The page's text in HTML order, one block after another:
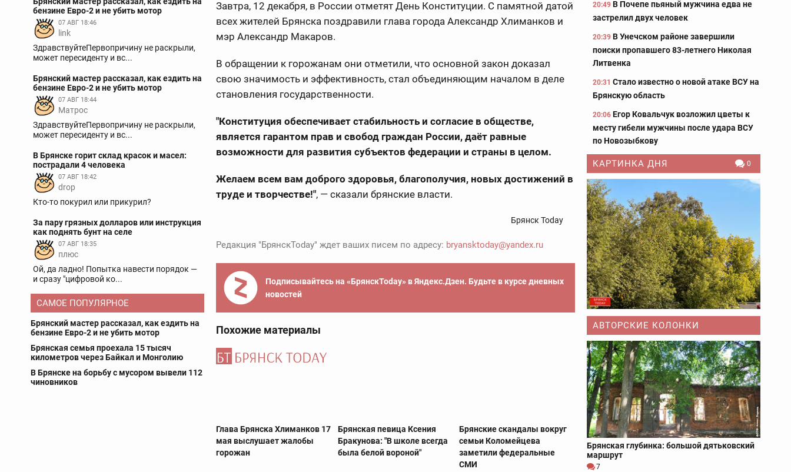
бензине Евро-2 и не убить мотор
07 АВГ 18:46
link
ЗдравствуйтеПервопричину не раскрыли,
может пересиденту и вс...
Брянский мастер рассказал, как ездить на
бензине Евро-2 и не убить мотор
07 АВГ 18:44
Матрос
ЗдравствуйтеПервопричину не раскрыли,
может пересиденту и вс...
В Брянске горит склад красок и масел:
пострадали 4 человека
07 АВГ 18:42
drop
Кто-то покурил или прикурил?
За пару грязных долларов или инструкция
как поднять бунт на селе
07 АВГ 18:35
плюс
Ой, да ладно! Попытка навести порядок —
и сразу "цифровой ко...
САМОЕ ПОПУЛЯРНОЕ
Брянский мастер рассказал, как ездить на
бензине Евро-2 и не убить мотор
Брянская семья проехала 15 тысяч
километров через Байкал и Монголию
В Брянске на борьбу с мусором вывели 112
чиновников
Завтра, 12 декабря, в России отметят День Конституции. С памятной датой
всех жителей Брянска поздравили глава города Александр Хлиманков и
мэр Александр Макаров.
В обращении к горожанам они отметили, что основной закон доказал
свою значимость и эффективность, стал объединяющим началом в деле
становления государственности.
"Конституция обеспечивает стабильность и согласие в обществе,
является гарантом прав и свобод граждан России, даёт равные
возможности для развития субъектов федерации и страны в целом.
Желаем всем вам доброго здоровья, благополучия, новых достижений в
труде и творчестве!", — сказали брянские власти.
Брянск Today
Редакция "БрянскToday" ждет ваших писем по адресу: bryansktoday@yandex.ru
Подписывайтесь на «БрянскToday» в Яндекс.Дзен. Будьте в курсе дневных
новостей
Похожие материалы
Глава Брянска Хлиманков 17
мая выслушает жалобы
горожан
Брянская певица Ксения
Бракунова: "В школе всегда
была белой вороной"
Брянские скандалы вокруг
семьи Коломейцева
заметили федеральные
СМИ
20:49 В Почепе пьяный мужчина едва не
застрелил двух человек
20:39 В Унечском районе завершили
поиски пропавшего 83-летнего Николая
Литвенка
20:31 Стало известно о новой атаке ВСУ на
Брянскую область
20:06 Егор Ковальчук возложил цветы к
месту гибели мужчины после удара ВСУ
по Новозыбкову
КАРТИНКА ДНЯ 0
АВТОРСКИЕ КОЛОНКИ
Брянская глубинка: большой дятьковский
маршрут
7